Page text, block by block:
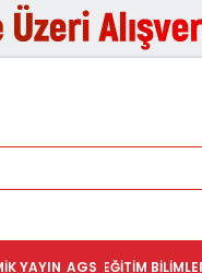
EĞITIM
AGS
YAYIN